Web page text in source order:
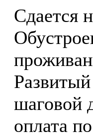
Сдается
шаговой
оплата